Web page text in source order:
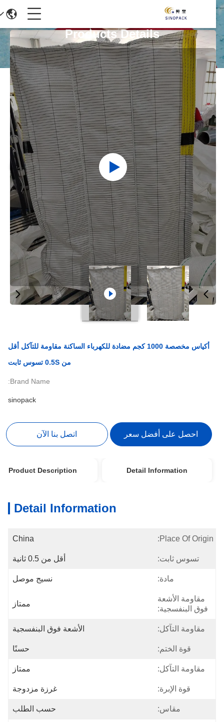
Products Details
أكياس مخصصة 1000 كجم مضادة للكهرباء الساكنة مقاومة للتآكل أقل
من 0.5S تسوس ثابت
Brand Name:
sinopack
احصل على أفضل سعر اتصل بنا الآن
Detail Information
Product Description
Detail Information
Place Of Origin:
China
تسوس ثابت: أقل من 0.5 ثانية
مادة: نسيج موصل
مقاومة الأشعة
فوق البنفسجية:
ممتاز
مقاومة التآكل: الأشعة فوق البنفسجية
قوة الختم: حسنًا
مقاومة التآكل: ممتاز
قوة الإبرة: غرزة مزدوجة
مقاس: حسب الطلب